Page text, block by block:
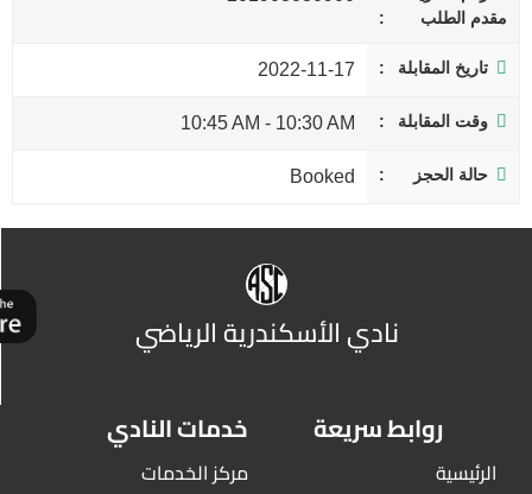
مقدم الطلب
تاريخ المقابلة 2022-11-17
وقت المقابلة 10:30 AM
-
10:45 AM
حالة الحجز Booked
نادي الأسكندرية الرياضي
روابط سريعة
الرئيسية
خدمات النادي
مركز الخدمات